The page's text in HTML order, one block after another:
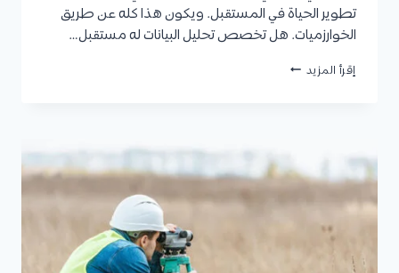
تطوير الحياة في المستقبل. ويكون هذا كله عن طريق
الخوارزميات. هل تخصص تحليل البيانات له مستقبل…
إقرأ المزيد تخصص
التخصص،
أنواع
تحليل